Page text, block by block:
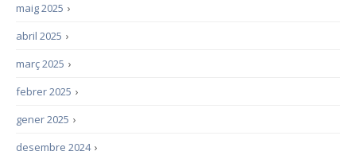
›
maig 2025
›
abril 2025
›
març 2025
›
febrer 2025
›
gener 2025
›
desembre 2024